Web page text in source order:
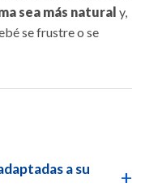
sea más natural y,
se frustre o se
a su
+